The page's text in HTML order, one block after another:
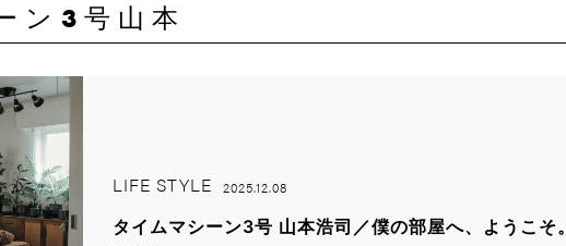
ン3号山本
LIFE STYLE 2025.12.08
タイムマシーン3号 山本浩司／僕の部屋へ、ようこそ。